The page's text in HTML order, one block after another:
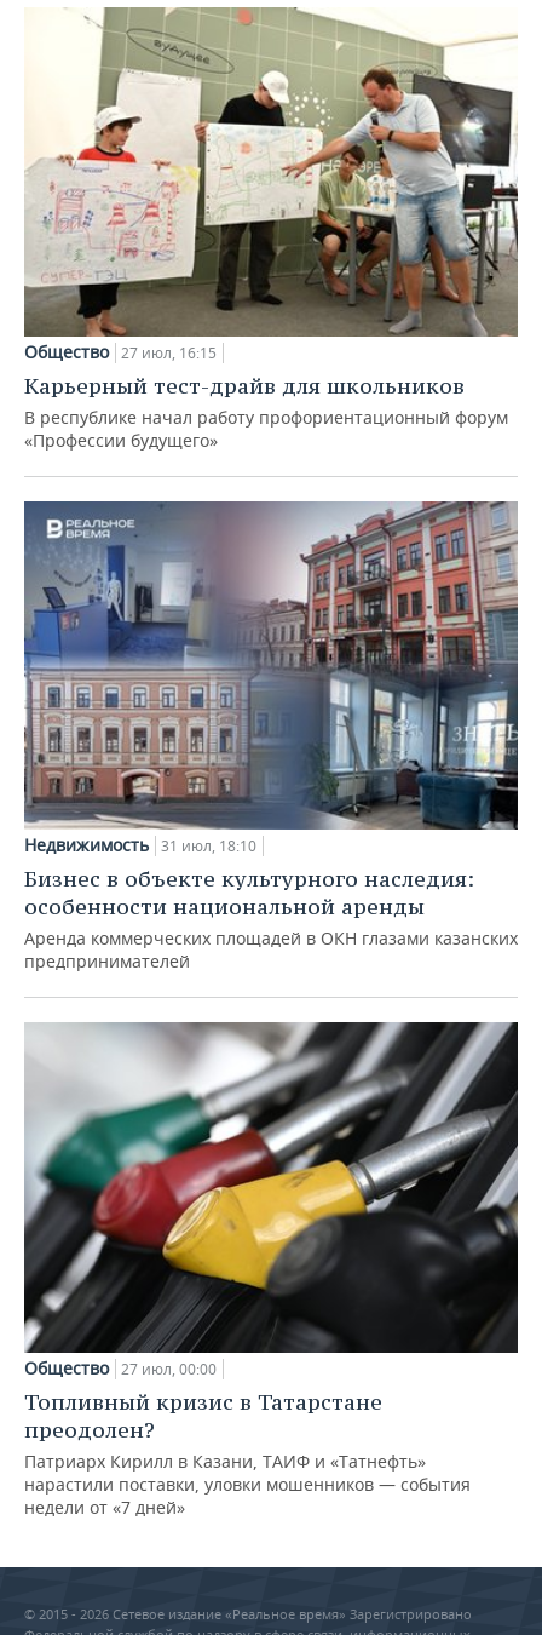
Общество 27 июл, 16:15
Карьерный тест-драйв для школьников
В республике начал работу профориентационный форум
«Профессии будущего»
Недвижимость 31 июл, 18:10
Бизнес в объекте культурного наследия:
особенности национальной аренды
Аренда коммерческих площадей в ОКН глазами казанских
предпринимателей
Общество 27 июл, 00:00
Топливный кризис в Татарстане
преодолен?
Патриарх Кирилл в Казани, ТАИФ и «Татнефть»
нарастили поставки, уловки мошенников — события
недели от «7 дней»
© 2015 - 2026 Сетевое издание «Реальное время» Зарегистрировано